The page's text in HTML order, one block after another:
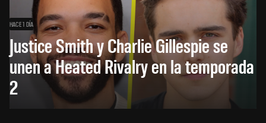
HACE 1 DÍA
Justice Smith y Charlie Gillespie se
unen a Heated Rivalry en la temporada
2